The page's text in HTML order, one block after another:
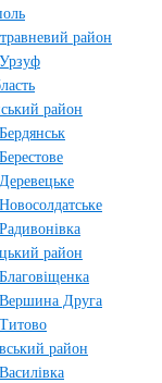
район
Урзуф
район
Бердянськ
Берестове
Деревецьке
Новосолдатське
Радивонівка
район
Благовіщенка
Вершина Друга
Титово
район
Василівка